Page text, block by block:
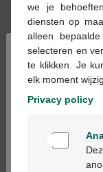
Stock
Les jours
le jour ouvrable
Livraison à
Paiement
Service
we je
diensten op
alleen
selecteren en
te klikken. Je
elk moment
Privacy policy